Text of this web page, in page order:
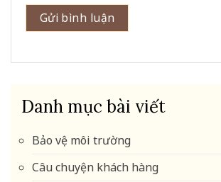
Danh mục bài viết
Bảo vệ môi trường
Câu chuyện khách hàng